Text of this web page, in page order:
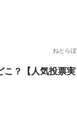
ねとらぼ
こ？【人気投票実